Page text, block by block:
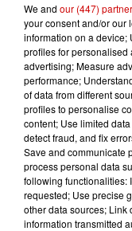
de
We and our (447)
your consent and/or our
information on a device;
profiles for personalised
advertising; Measure
performance;
of data from different
profiles to personalise
content; Use limited
detect fraud, and fix
Save and communicate
process personal data
following functionalities:
requested; Use precise
other data sources; Link
information transmitted